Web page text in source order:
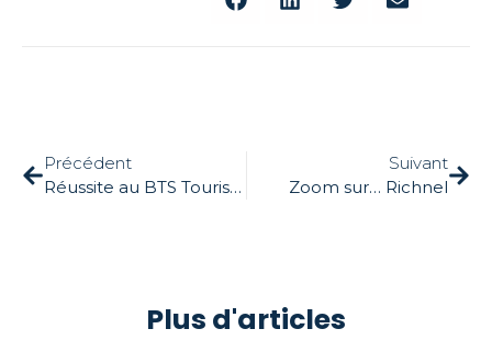
Précédent
Réussite au BTS Tourisme 2024
Suivant
Zoom sur… Richnel
Plus d'articles